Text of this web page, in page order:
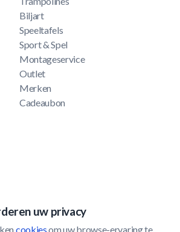
uw privacy
cookies om uw browse-ervaring te
Biljart
Speeltafels
Sport & Spel
Montageservice
Outlet
Merken
Cadeaubon